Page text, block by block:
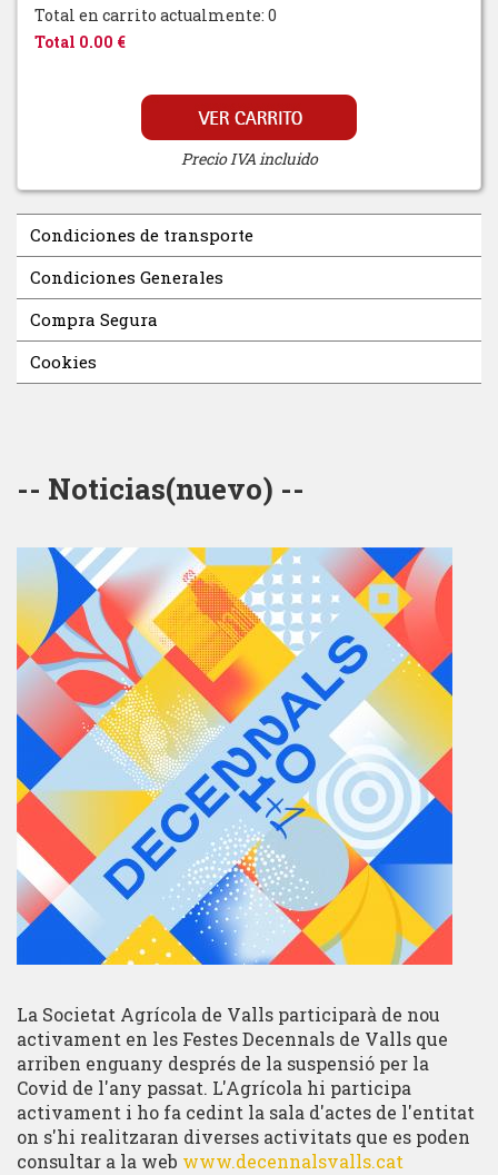
Total en carrito actualmente: 0
Total 0.00 €
Precio IVA incluido
Condiciones de transporte
Condiciones Generales
Compra Segura
Cookies
-- Noticias(nuevo) --
La Societat Agrícola de Valls participarà de nou
activament en les Festes Decennals de Valls que
arriben enguany després de la suspensió per la
Covid de l'any passat. L'Agrícola hi participa
activament i ho fa cedint la sala d'actes de l'entitat
on s'hi realitzaran diverses activitats que es poden
consultar a la web www.decennalsvalls.cat